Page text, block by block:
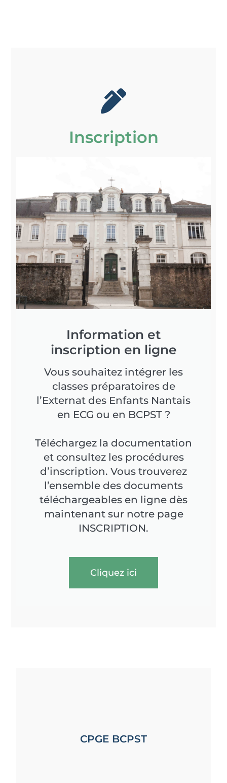
Inscription
Information et
inscription en ligne
Vous souhaitez intégrer les
classes préparatoires de
l’Externat des Enfants Nantais
en ECG ou en BCPST ?
Téléchargez la documentation
et consultez les procédures
d’inscription. Vous trouverez
l’ensemble des documents
téléchargeables en ligne dès
maintenant sur notre page
INSCRIPTION.
Cliquez ici
CPGE BCPST